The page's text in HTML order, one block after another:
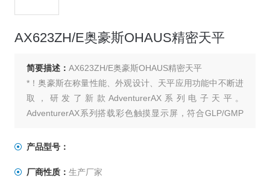
AX623ZH/E奥豪斯OHAUS精密天平
简要描述： AX623ZH/E奥豪斯OHAUS精密天平
*！奥豪斯在称量性能、外观设计、天平应用功能中不断进
取，研发了新款AdventurerAX系列电子天平。
AdventurerAX系列搭载彩色触摸显示屏，符合GLP/GMP
满足实验室的几乎所有称量的需要。Adventurer AX系列是
产品型号：
厂商性质： 生产厂家